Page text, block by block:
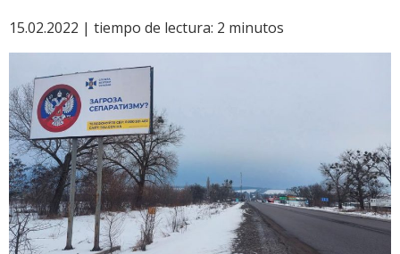
15.02.2022 | tiempo de lectura: 2 minutos